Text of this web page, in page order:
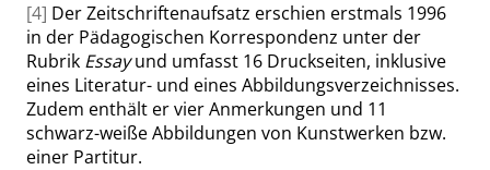
[4] Der Zeitschriftenaufsatz erschien erstmals 1996
in der Pädagogischen Korrespondenz unter der
Rubrik Essayund umfasst 16 Druckseiten, inklusive
eines Literatur- und eines Abbildungsverzeichnisses.
Zudem enthält er vier Anmerkungen und 11
schwarz-weiße Abbildungen von Kunstwerken bzw.
einer Partitur.